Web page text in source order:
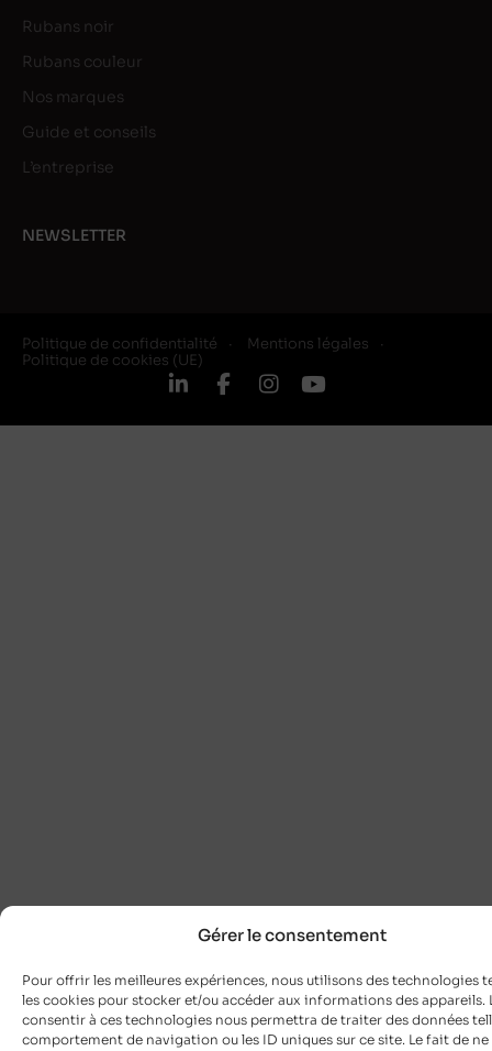
Gérer le consentement
Pour offrir les meilleures expériences, nous utilisons des technologies
les cookies pour stocker et/ou accéder aux informations des appareils.
consentir à ces technologies nous permettra de traiter des données
comportement de navigation ou les ID uniques sur ce site. Le fait de ne
Rubans noir
Rubans couleur
Nos marques
Guide et conseils
L’entreprise
NEWSLETTER
Politique de confidentialité
Mentions légales
Politique de cookies (UE)